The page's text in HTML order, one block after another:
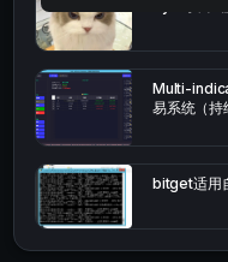
Multi-
易系统（持
bitget适用